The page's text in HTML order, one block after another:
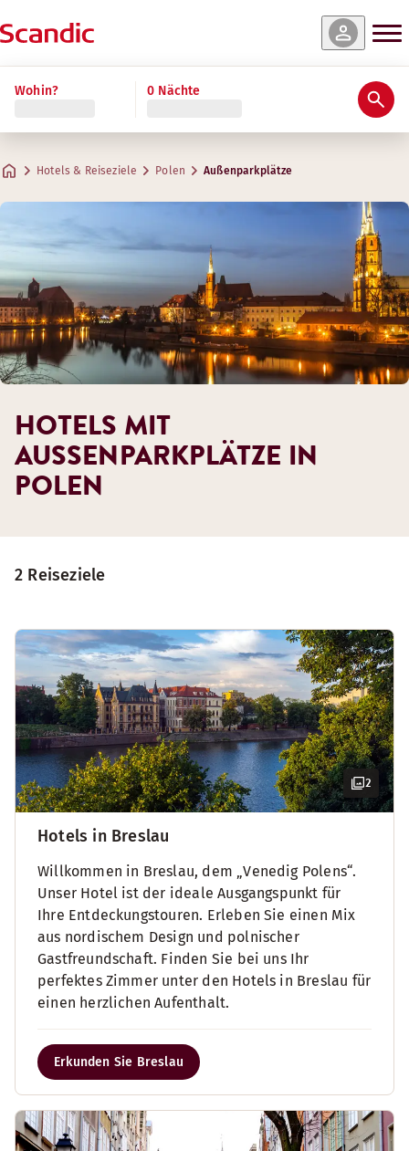
Wohin? 0 Nächte
Hotels & Reiseziele Polen Außenparkplätze
2 Reiseziele
2
Hotels in Breslau
Willkommen in Breslau, dem „Venedig Polens“.
Unser Hotel ist der ideale Ausgangspunkt für
Ihre Entdeckungstouren. Erleben Sie einen Mix
aus nordischem Design und polnischer
Gastfreundschaft. Finden Sie bei uns Ihr
perfektes Zimmer unter den Hotels in Breslau für
einen herzlichen Aufenthalt.
Erkunden Sie Breslau
HOTELS MIT
AUSSENPARKPLÄTZE IN P
OLEN